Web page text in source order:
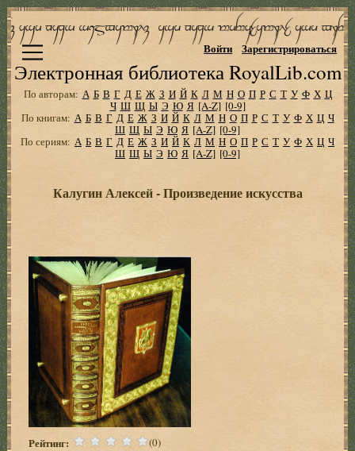
Электронная библиотека RoyalLib.com
Войти Зарегистрироваться
По авторам: А Б В Г Д Е Ж З И Й К Л М Н О П Р С Т У Ф Х Ц
Ч Ш Щ Ы Э Ю Я [A-Z] [0-9]
По книгам: А Б В Г Д Е Ж З И Й К Л М Н О П Р С Т У Ф Х Ц Ч
Ш Щ Ы Э Ю Я [A-Z] [0-9]
По сериям: А Б В Г Д Е Ж З И Й К Л М Н О П Р С Т У Ф Х Ц Ч
Ш Щ Ы Э Ю Я [A-Z] [0-9]
Калугин Алексей - Произведение искусства
Рейтинг: (0)